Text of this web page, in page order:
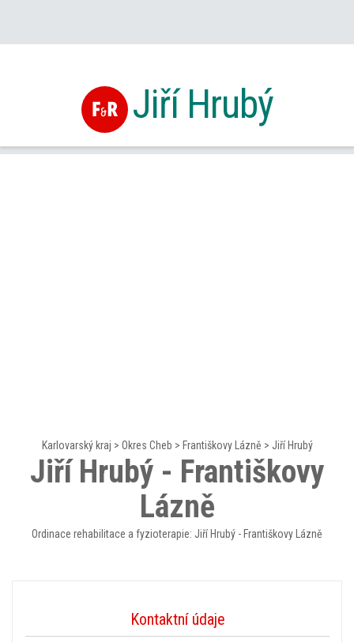
Jiří Hrubý
Karlovarský kraj > Okres Cheb > Františkovy Lázně > Jiří Hrubý
Jiří Hrubý - Františkovy
Lázně
Ordinace rehabilitace a fyzioterapie: Jiří Hrubý - Františkovy Lázně
Kontaktní údaje